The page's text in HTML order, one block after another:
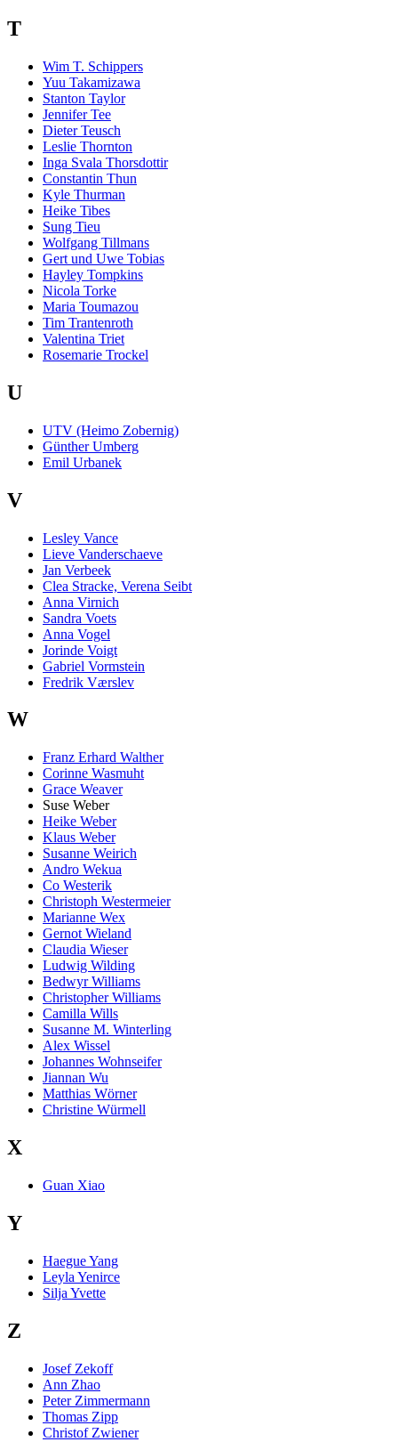
T
Wim T. Schippers
Yuu Takamizawa
Stanton Taylor
Jennifer Tee
Dieter Teusch
Leslie Thornton
Inga Svala Thorsdottir
Constantin Thun
Kyle Thurman
Heike Tibes
Sung Tieu
Wolfgang Tillmans
Gert und Uwe Tobias
Hayley Tompkins
Nicola Torke
Maria Toumazou
Tim Trantenroth
Valentina Triet
Rosemarie Trockel
U
UTV (Heimo Zobernig)
Günther Umberg
Emil Urbanek
V
Lesley Vance
Lieve Vanderschaeve
Jan Verbeek
Clea Stracke, Verena Seibt
Anna Virnich
Sandra Voets
Anna Vogel
Jorinde Voigt
Gabriel Vormstein
Fredrik Værslev
W
Franz Erhard Walther
Corinne Wasmuht
Grace Weaver
Suse Weber
Heike Weber
Klaus Weber
Susanne Weirich
Andro Wekua
Co Westerik
Christoph Westermeier
Marianne Wex
Gernot Wieland
Claudia Wieser
Ludwig Wilding
Bedwyr Williams
Christopher Williams
Camilla Wills
Susanne M. Winterling
Alex Wissel
Johannes Wohnseifer
Jiannan Wu
Matthias Wörner
Christine Würmell
X
Guan Xiao
Y
Haegue Yang
Leyla Yenirce
Silja Yvette
Z
Josef Zekoff
Ann Zhao
Peter Zimmermann
Thomas Zipp
Christof Zwiener